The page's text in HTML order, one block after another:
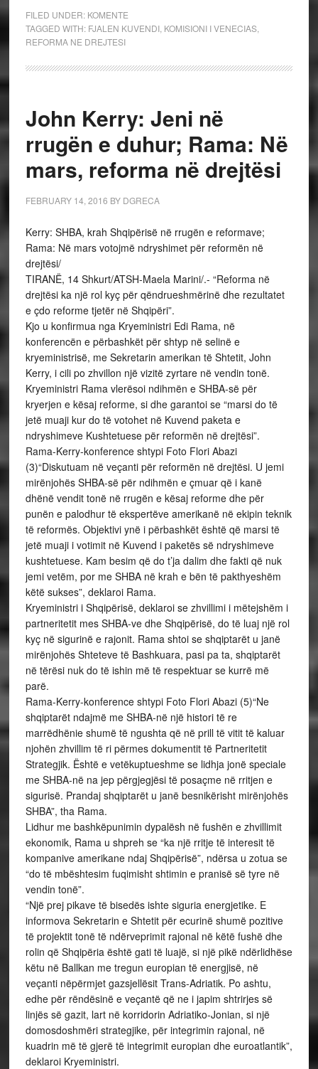
FILED UNDER: KOMENTE
TAGGED WITH: FJALEN KUVENDI, KOMISIONI I VENECIAS,
REFORMA NE DREJTESI
John Kerry: Jeni në
rrugën e duhur; Rama: Në
mars, reforma në drejtësi
FEBRUARY 14, 2016 BY DGRECA
Kerry: SHBA, krah Shqipërisë në rrugën e reformave;
Rama: Në mars votojmë ndryshimet për reformën në
drejtësi/
TIRANË, 14 Shkurt/ATSH-Maela Marini/.- “Reforma në
drejtësi ka një rol kyç për qëndrueshmërinë dhe rezultatet
e çdo reforme tjetër në Shqipëri”.
Kjo u konfirmua nga Kryeministri Edi Rama, në
konferencën e përbashkët për shtyp në selinë e
kryeministrisë, me Sekretarin amerikan të Shtetit, John
Kerry, i cili po zhvillon një vizitë zyrtare në vendin tonë.
Kryeministri Rama vlerësoi ndihmën e SHBA-së për
kryerjen e kësaj reforme, si dhe garantoi se “marsi do të
jetë muaji kur do të votohet në Kuvend paketa e
ndryshimeve Kushtetuese për reformën në drejtësi”.
Rama-Kerry-konference shtypi Foto Flori Abazi
(3)“Diskutuam në veçanti për reformën në drejtësi. U jemi
mirënjohës SHBA-së për ndihmën e çmuar që i kanë
dhënë vendit tonë në rrugën e kësaj reforme dhe për
punën e palodhur të ekspertëve amerikanë në ekipin teknik
të reformës. Objektivi ynë i përbashkët është që marsi të
jetë muaji i votimit në Kuvend i paketës së ndryshimeve
kushtetuese. Kam besim që do t’ja dalim dhe fakti që nuk
jemi vetëm, por me SHBA në krah e bën të pakthyeshëm
këtë sukses”, deklaroi Rama.
Kryeministri i Shqipërisë, deklaroi se zhvillimi i mëtejshëm i
partneritetit mes SHBA-ve dhe Shqipërisë, do të luaj një rol
kyç në sigurinë e rajonit. Rama shtoi se shqiptarët u janë
mirënjohës Shteteve të Bashkuara, pasi pa ta, shqiptarët
në tërësi nuk do të ishin më të respektuar se kurrë më
parë.
Rama-Kerry-konference shtypi Foto Flori Abazi (5)“Ne
shqiptarët ndajmë me SHBA-në një histori të re
marrëdhënie shumë të ngushta që në prill të vitit të kaluar
njohën zhvillim të ri përmes dokumentit të Partneritetit
Strategjik. Është e vetëkuptueshme se lidhja jonë speciale
me SHBA-në na jep përgjegjësi të posaçme në rritjen e
sigurisë. Prandaj shqiptarët u janë besnikërisht mirënjohës
SHBA”, tha Rama.
Lidhur me bashkëpunimin dypalësh në fushën e zhvillimit
ekonomik, Rama u shpreh se “ka një rritje të interesit të
kompanive amerikane ndaj Shqipërisë”, ndërsa u zotua se
“do të mbështesim fuqimisht shtimin e pranisë së tyre në
vendin tonë”.
“Një prej pikave të bisedës ishte siguria energjetike. E
informova Sekretarin e Shtetit për ecurinë shumë pozitive
të projektit tonë të ndërveprimit rajonal në këtë fushë dhe
rolin që Shqipëria është gati të luajë, si një pikë ndërlidhëse
këtu në Ballkan me tregun europian të energjisë, në
veçanti nëpërmjet gazsjellësit Trans-Adriatik. Po ashtu,
edhe për rëndësinë e veçantë që ne i japim shtrirjes së
linjës së gazit, lart në korridorin Adriatiko-Jonian, si një
domosdoshmëri strategjike, për integrimin rajonal, në
kuadrin më të gjerë të integrimit europian dhe euroatlantik”,
deklaroi Kryeministri.